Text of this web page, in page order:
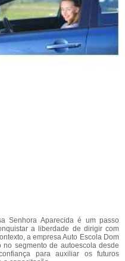
Senhora Aparecida é um passo
a liberdade de dirigir com
a empresa Auto Escola Dom
segmento de autoescola desde
para auxiliar os futuros